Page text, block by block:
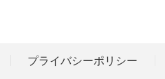
プライバシーポリシー